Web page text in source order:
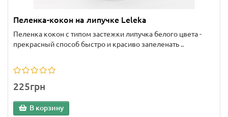
Пеленка-кокон на липучке Leleka
Пеленка кокон с типом застежки липучка белого цвета -
прекрасный способ быстро и красиво запеленать ..
225грн
В корзину